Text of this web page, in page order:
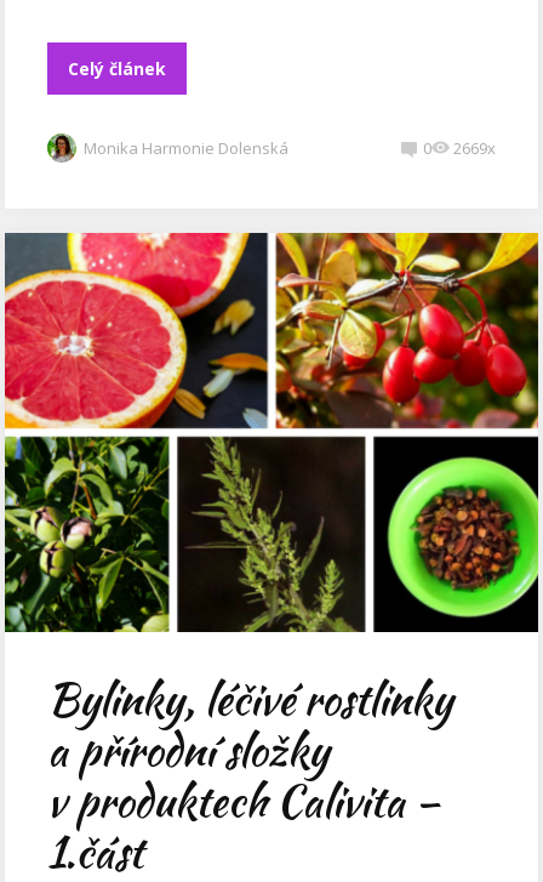
Celý článek
Monika Harmonie Dolenská 0 2669x
Bylinky, léčivé rostlinky
a přírodní složky
v produktech Calivita –
1.část